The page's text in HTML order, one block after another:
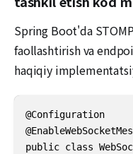
Spring Boot'da
faollashtirish va
haqiqiy
@Configuration
public class